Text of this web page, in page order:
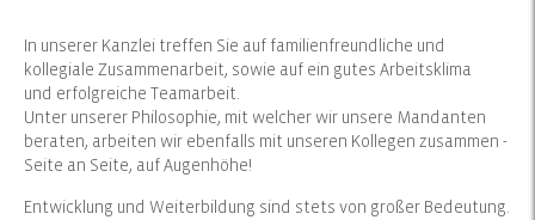
In unserer Kanzlei treffen Sie auf familienfreundliche und
kollegiale Zusammenarbeit, sowie auf ein gutes Arbeitsklima
und erfolgreiche Teamarbeit.
Unter unserer Philosophie, mit welcher wir unsere Mandanten
beraten, arbeiten wir ebenfalls mit unseren Kollegen zusammen -
Seite an Seite, auf Augenhöhe!
Entwicklung und Weiterbildung sind stets von großer Bedeutung.